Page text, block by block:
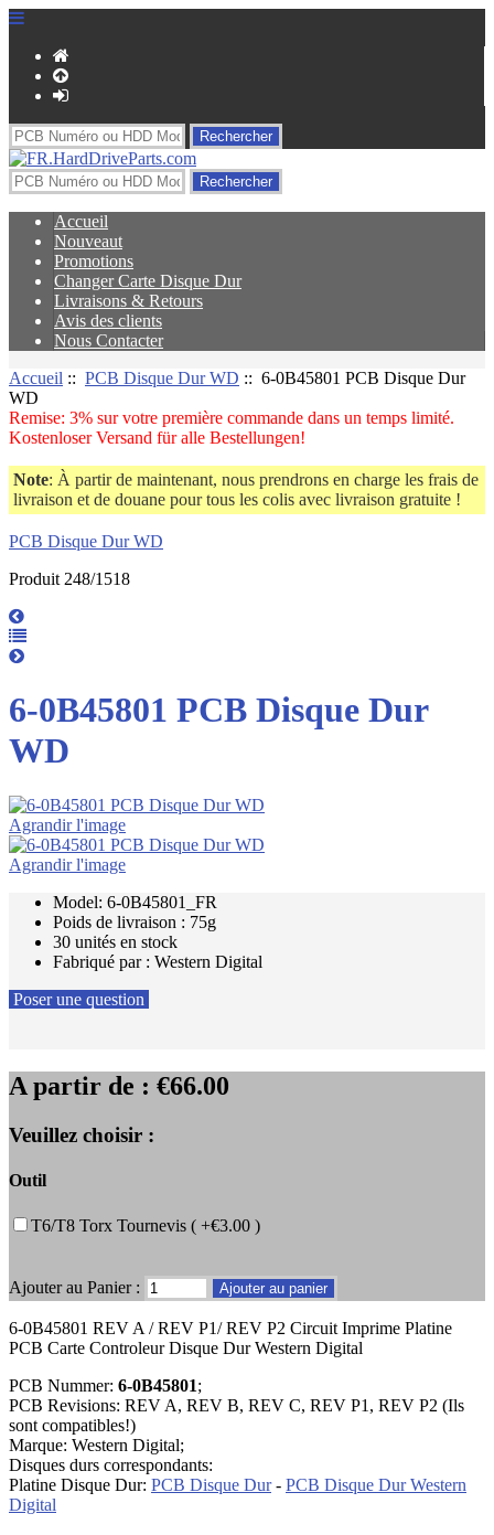
Accueil
Nouveaut
Promotions
Changer Carte Disque Dur
Livraisons & Retours
Avis des clients
Nous Contacter
Accueil :: PCB Disque Dur WD :: 6-0B45801 PCB Disque Dur
WD
Remise: 3% sur votre première commande dans un temps limité.
Kostenloser Versand für alle Bestellungen!
Note: À partir de maintenant, nous prendrons en charge les frais de
livraison et de douane pour tous les colis avec livraison gratuite !
PCB Disque Dur WD
Produit 248/1518
6-0B45801 PCB Disque Dur
WD
Agrandir l'image
Agrandir l'image
Model: 6-0B45801_FR
Poids de livraison : 75g
30 unités en stock
Fabriqué par : Western Digital
Poser une question
A partir de : €66.00
Veuillez choisir :
Outil
T6/T8 Torx Tournevis ( +€3.00 )
Ajouter au Panier :
6-0B45801 REV A / REV P1/ REV P2 Circuit Imprime Platine
PCB Carte Controleur Disque Dur Western Digital
PCB Nummer: 6-0B45801;
PCB Revisions: REV A, REV B, REV C, REV P1, REV P2 (Ils
sont compatibles!)
Marque: Western Digital;
Disques durs correspondants:
Platine Disque Dur: PCB Disque Dur- PCB Disque Dur Western
Digital